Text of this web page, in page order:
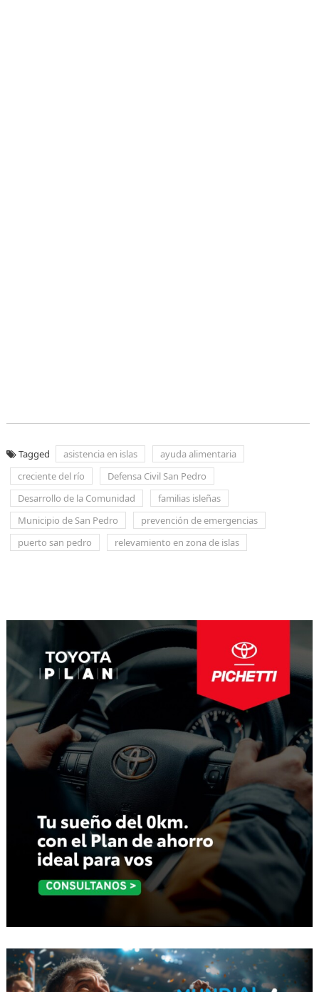
Tagged asistencia en islas
ayuda alimentaria
creciente del río
Defensa Civil San Pedro
Desarrollo de la Comunidad
familias isleñas
Municipio de San Pedro
prevención de emergencias
puerto san pedro
relevamiento en zona de islas
entradas